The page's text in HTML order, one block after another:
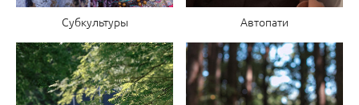
Субкультуры Автопати